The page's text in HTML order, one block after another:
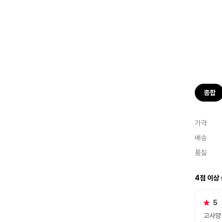
종합
가격
배송
품질
4점 이상
5
고사